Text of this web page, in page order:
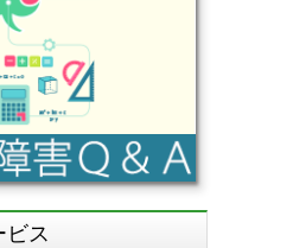
ビス